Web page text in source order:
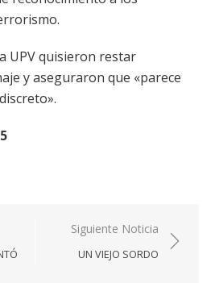
UPV quisieron restar
y aseguraron que «parece
Siguiente Noticia
UN VIEJO SORDO